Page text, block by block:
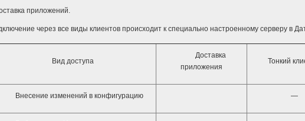
приложений.
через все виды клиентов происходит к специально настроенному серверу в
Вид доступа
Доставка
приложения
Тонкий
Внесение изменений в конфигурацию —